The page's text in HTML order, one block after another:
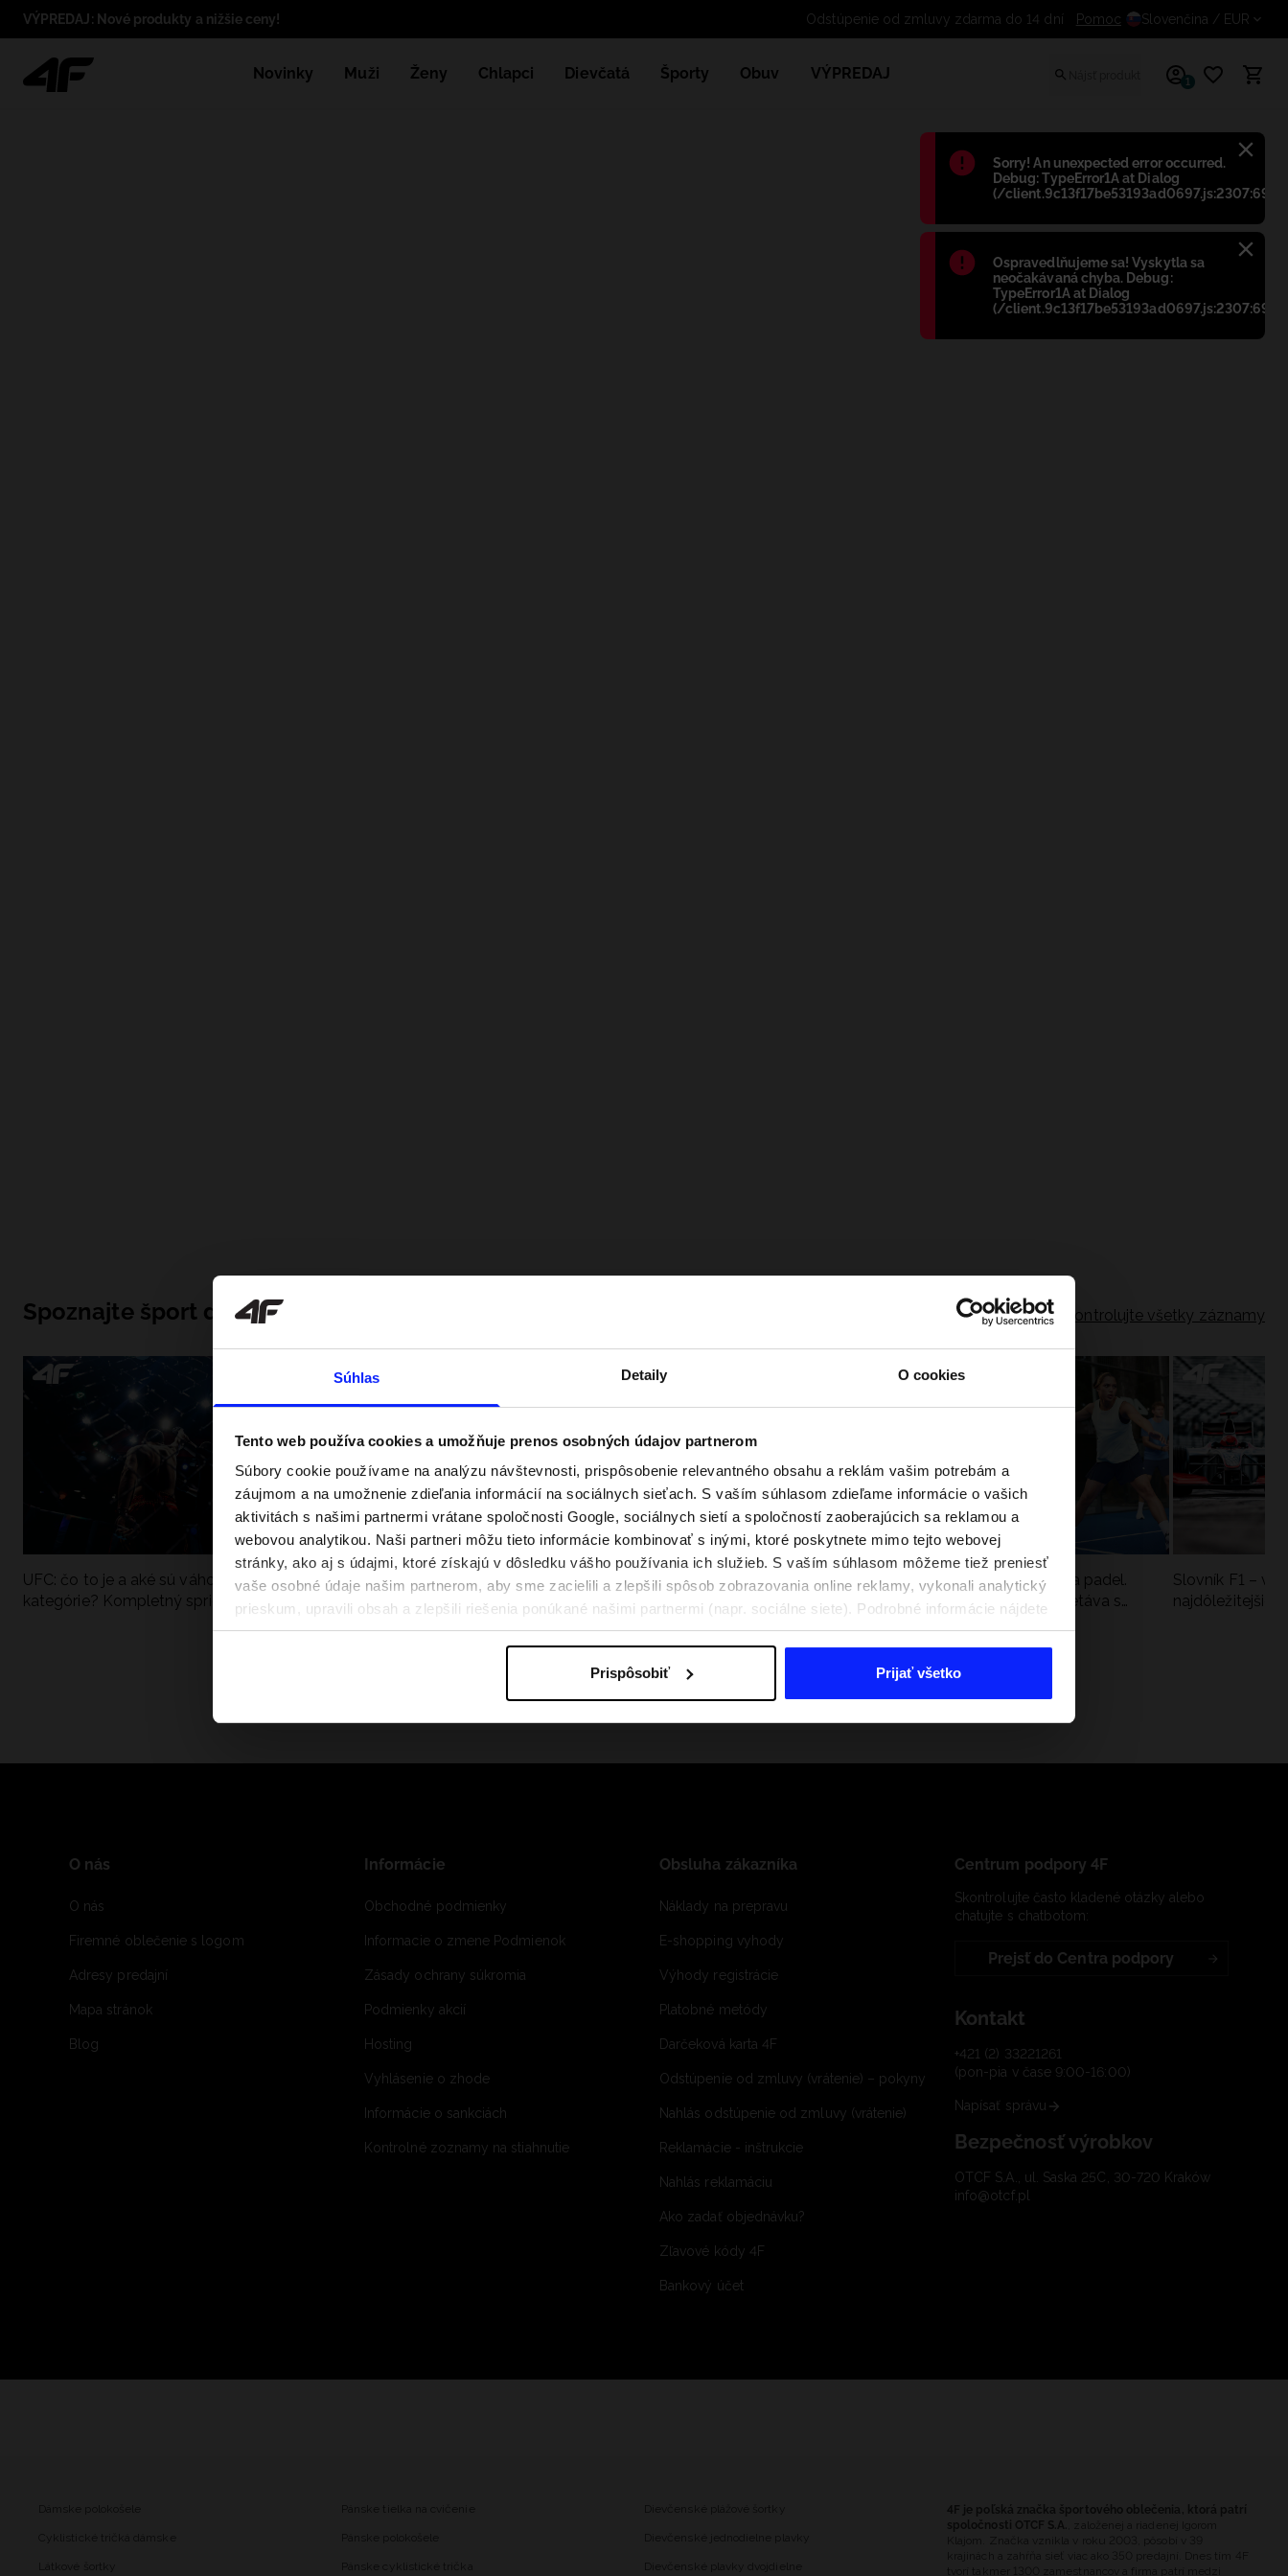
Súhlas Detaily O cookies
Tento web používa cookies a umožňuje prenos osobných údajov partnerom
Súbory cookie používame na analýzu návštevnosti, prispôsobenie relevantného obsahu a reklám vašim potrebám a
záujmom a na umožnenie zdieľania informácií na sociálnych sieťach. S vaším súhlasom zdieľame informácie o vašich
aktivitách s našimi partnermi vrátane spoločnosti Google, sociálnych sietí a spoločností zaoberajúcich sa reklamou a
webovou analytikou. Naši partneri môžu tieto informácie kombinovať s inými, ktoré poskytnete mimo tejto webovej
stránky, ako aj s údajmi, ktoré získajú v dôsledku vášho používania ich služieb. S vaším súhlasom môžeme tiež preniesť
vaše osobné údaje našim partnerom, aby sme zacielili a zlepšili spôsob zobrazovania online reklamy, vykonali analytický
prieskum, upravili obsah a zlepšili riešenia ponúkané našimi partnermi (napr. sociálne siete). Podrobné informácie nájdete
v našich Zásadách ochrany osobných údajov a v časti „Podrobnosti“.
Prispôsobiť Prijať všetko
Błąd:
Sorry! An unexpected error occurred.
Debug: TypeError1A at Dialog
(/client.9c13f17be53193ad0697.js:2307:698)
Błąd:
Ospravedlňujeme sa! Vyskytla sa
neočakávaná chyba. Debug:
TypeError1A at Dialog
(/client.9c13f17be53193ad0697.js:2307:698)
VÝPREDAJ: Nové produkty a nižšie ceny! Odstúpenie od zmluvy zdarma do 14 dní
Pomoc Slovenčina / EUR
Novinky Muži Ženy Chlapci Dievčatá Športy Obuv VÝPREDAJ 1
Spoznajte šport do hĺbky Skontrolujte všetky záznamy
UFC: čo to je a aké sú váhové
kategórie? Kompletný sprievodca
Ako sa dobre pripraviť na aktívny deň
pri vode? Poradíme, čo si zbaliť
Festivalové outfity. Ako sa obliecť na
hudobné festivaly?
Nová kolekcia 4F na tenis a padel.
Športová funkčnosť sa stretáva s
Slovník F1 –
najdôležitejšie
O nás
O nás
Firemné oblečenie s logom
Adresy predajní
Mapa stránok
Blog
Informácie
Obchodné podmienky
Informacie o zmene Podmienok
Zásady ochrany súkromia
Podmienky akcií
Hosting
Vyhlásenie o zhode
Informácie o sankciách
Kontrolné zoznamy na stiahnutie
Obsluha zákazníka
Náklady na prepravu
E-shopping vyhody
Výhody registrácie
Platobné metódy
Darčeková karta 4F
Odstúpenie od zmluvy (vrátenie) – pokyny
Nahlás odstúpenie od zmluvy (vrátenie)
Reklamácie - inštrukcie
Nahlás reklamáciu
Ako zadať objednávku?
Zľavové kódy 4F
Bankový účet
Centrum podpory 4F
Skontrolujte často kladené otázky alebo
chatujte s chatbotom:
Prejsť do Centra podpory
Kontakt
+421 (2) 33221261
(pon-pia v čase 9:00-16:00)
Napísať správu
Bezpečnosť výrobkov
OTCF S.A., ul. Saska 25C, 30-720 Kraków
info@otcf.pl